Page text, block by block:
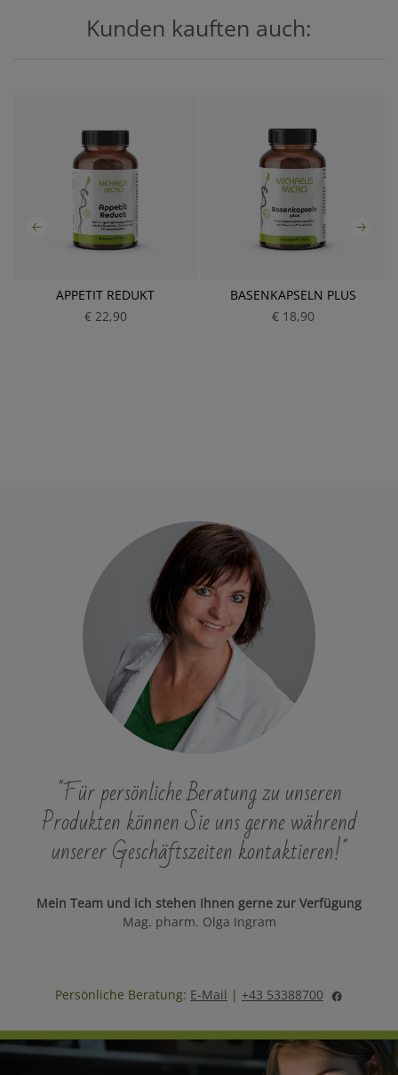
Kunden kauften auch:
APPETIT REDUKT
€ 22,90
BASENKAPSELN PLUS
€ 18,90
"Für persönliche Beratung zu unseren
Produkten können Sie uns gerne während
unserer Geschäftszeiten kontaktieren!"
Mein Team und ich stehen Ihnen gerne zur Verfügung
Mag. pharm. Olga Ingram
Persönliche Beratung: E-Mail | +43 53388700